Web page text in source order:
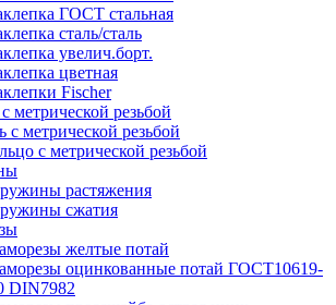
ГОСТ стальная
сталь/сталь
увелич.борт.
цветная
Fischer
метрической резьбой
с метрической резьбой
с метрической резьбой
растяжения
сжатия
желтые потай
оцинкованные потай ГОСТ10619-
DIN7982